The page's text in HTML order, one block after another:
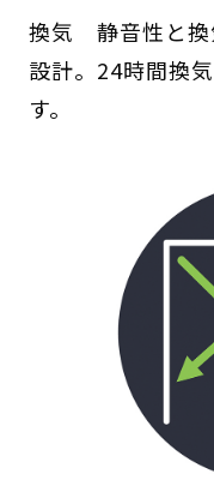
換気 静音性と換
設計。24時間換
す。